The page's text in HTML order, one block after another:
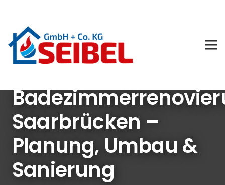
Saarbrücken –
Planung, Umbau &
Sanierung